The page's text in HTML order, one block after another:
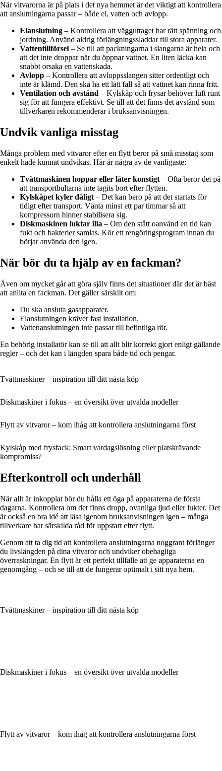
När vitvarorna är på plats i det nya hemmet är det viktigt att kontrollera
att anslutningarna passar – både el, vatten och avlopp.
Elanslutning – Kontrollera att vägguttaget har rätt spänning och
jordning. Använd aldrig förlängningssladdar till stora apparater.
Vattentillförsel – Se till att packningarna i slangarna är hela och
att det inte droppar när du öppnar vattnet. En liten läcka kan
snabbt orsaka en vattenskada.
Avlopp – Kontrollera att avloppsslangen sitter ordentligt och
inte är klämd. Den ska ha ett lätt fall så att vattnet kan rinna fritt.
Ventilation och avstånd – Kylskåp och frysar behöver luft runt
sig för att fungera effektivt. Se till att det finns det avstånd som
tillverkaren rekommenderar i bruksanvisningen.
Undvik vanliga misstag
Många problem med vitvaror efter en flytt beror på små misstag som
enkelt hade kunnat undvikas. Här är några av de vanligaste:
Tvättmaskinen hoppar eller låter konstigt – Ofta beror det på
att transportbultarna inte tagits bort efter flytten.
Kylskåpet kyler dåligt – Det kan bero på att det startats för
tidigt efter transport. Vänta minst ett par timmar så att
kompressorn hinner stabilisera sig.
Diskmaskinen luktar illa – Om den stått oanvänd en tid kan
fukt och bakterier samlas. Kör ett rengöringsprogram innan du
börjar använda den igen.
När bör du ta hjälp av en fackman?
Även om mycket går att göra själv finns det situationer där det är bäst
att anlita en fackman. Det gäller särskilt om:
Du ska ansluta gasapparater.
Elanslutningen kräver fast installation.
Vattenanslutningen inte passar till befintliga rör.
En behörig installatör kan se till att allt blir korrekt gjort enligt gällande
regler – och det kan i längden spara både tid och pengar.
Tvättmaskiner – inspiration till ditt nästa köp
Diskmaskiner i fokus – en översikt över utvalda modeller
Flytt av vitvaror – kom ihåg att kontrollera anslutningarna först
Kylskåp med frysfack: Smart vardagslösning eller platskrävande
kompromiss?
Efterkontroll och underhåll
När allt är inkopplat bör du hålla ett öga på apparaterna de första
dagarna. Kontrollera om det finns dropp, ovanliga ljud eller lukter. Det
är också en bra idé att läsa igenom bruksanvisningen igen – många
tillverkare har särskilda råd för uppstart efter flytt.
Genom att ta dig tid att kontrollera anslutningarna noggrant förlänger
du livslängden på dina vitvaror och undviker obehagliga
överraskningar. En flytt är ett perfekt tillfälle att ge apparaterna en
genomgång – och se till att de fungerar optimalt i sitt nya hem.
Tvättmaskiner – inspiration till ditt nästa köp
Diskmaskiner i fokus – en översikt över utvalda modeller
Flytt av vitvaror – kom ihåg att kontrollera anslutningarna först